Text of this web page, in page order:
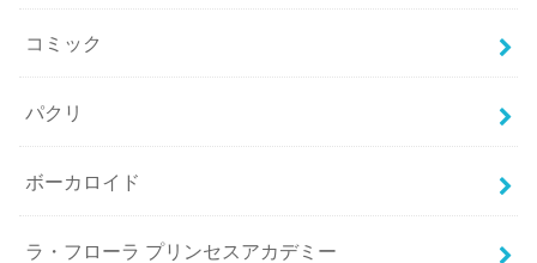
コミック
パクリ
ボーカロイド
ラ・フローラ プリンセスアカデミー